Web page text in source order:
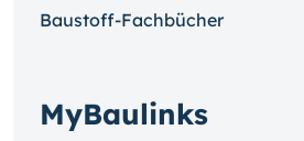
Baustoff-Fachbücher
MyBaulinks